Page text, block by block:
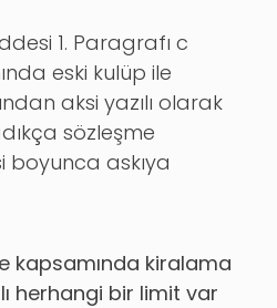
1. Paragrafı c
eski kulüp ile
aksi yazılı olarak
sözleşme
boyunca askıya
kapsamında kiralama
herhangi bir limit var